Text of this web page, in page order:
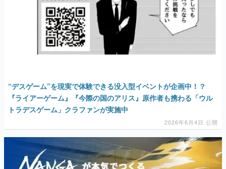
“デスゲーム”を現実で体験できる没入型イベントが企画中！？
『ライアーゲーム』『今際の国のアリス』原作者も携わる「ウル
トラデスゲーム」クラファンが実施中
2026年6月4日 公開